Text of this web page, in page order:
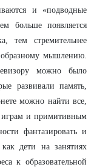
и «подводные
больше появляется
тем стремительнее
мышлению.
можно было
развивали память,
можно найти все,
играм и примитивным
фантазировать и
дети на занятиях
к образовательной